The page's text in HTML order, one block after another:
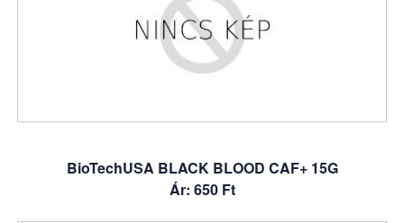
BioTechUSA BLACK BLOOD CAF+ 15G
Ár: 650 Ft